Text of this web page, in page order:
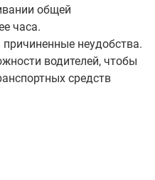
общей
часа.
неудобства.
водителей, чтобы
средств